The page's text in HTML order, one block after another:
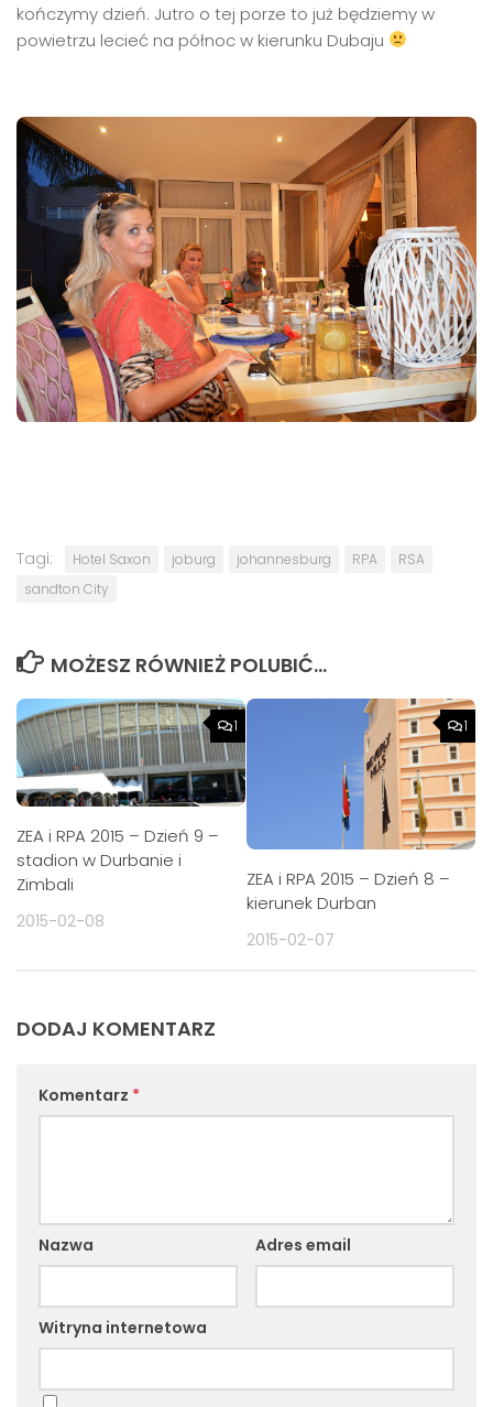
kończymy dzień. Jutro o tej porze to już będziemy w
powietrzu lecieć na północ w kierunku Dubaju
Tagi: Hotel Saxon joburg johannesburg RPA
RSA
sandton City
MOŻESZ RÓWNIEŻ POLUBIĆ…
1
ZEA i RPA 2015 – Dzień 9 –
stadion w Durbanie i
Zimbali
2015-02-08
1
ZEA i RPA 2015 – Dzień 8 –
kierunek Durban
2015-02-07
DODAJ KOMENTARZ
Komentarz *
Nazwa Adres email
Witryna internetowa